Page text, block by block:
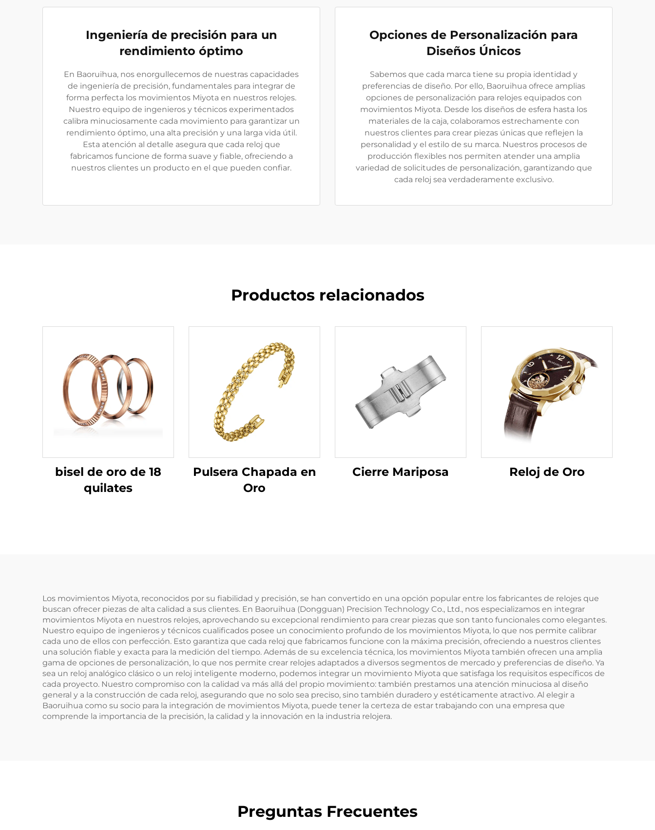
Ingeniería de precisión para un
rendimiento óptimo
En Baoruihua, nos enorgullecemos de nuestras capacidades
de ingeniería de precisión, fundamentales para integrar de
forma perfecta los movimientos Miyota en nuestros relojes.
Nuestro equipo de ingenieros y técnicos experimentados
calibra minuciosamente cada movimiento para garantizar un
rendimiento óptimo, una alta precisión y una larga vida útil.
Esta atención al detalle asegura que cada reloj que
fabricamos funcione de forma suave y fiable, ofreciendo a
nuestros clientes un producto en el que pueden confiar.
Opciones de Personalización para
Diseños Únicos
Sabemos que cada marca tiene su propia identidad y
preferencias de diseño. Por ello, Baoruihua ofrece amplias
opciones de personalización para relojes equipados con
movimientos Miyota. Desde los diseños de esfera hasta los
materiales de la caja, colaboramos estrechamente con
nuestros clientes para crear piezas únicas que reflejen la
personalidad y el estilo de su marca. Nuestros procesos de
producción flexibles nos permiten atender una amplia
variedad de solicitudes de personalización, garantizando que
cada reloj sea verdaderamente exclusivo.
Productos relacionados
bisel de oro de 18
quilates
Pulsera Chapada en
Oro
Cierre Mariposa Reloj de Oro
Los movimientos Miyota, reconocidos por su fiabilidad y precisión, se han convertido en una opción popular entre los fabricantes de relojes que
buscan ofrecer piezas de alta calidad a sus clientes. En Baoruihua (Dongguan) Precision Technology Co., Ltd., nos especializamos en integrar
movimientos Miyota en nuestros relojes, aprovechando su excepcional rendimiento para crear piezas que son tanto funcionales como elegantes.
Nuestro equipo de ingenieros y técnicos cualificados posee un conocimiento profundo de los movimientos Miyota, lo que nos permite calibrar
cada uno de ellos con perfección. Esto garantiza que cada reloj que fabricamos funcione con la máxima precisión, ofreciendo a nuestros clientes
una solución fiable y exacta para la medición del tiempo. Además de su excelencia técnica, los movimientos Miyota también ofrecen una amplia
gama de opciones de personalización, lo que nos permite crear relojes adaptados a diversos segmentos de mercado y preferencias de diseño. Ya
sea un reloj analógico clásico o un reloj inteligente moderno, podemos integrar un movimiento Miyota que satisfaga los requisitos específicos de
cada proyecto. Nuestro compromiso con la calidad va más allá del propio movimiento: también prestamos una atención minuciosa al diseño
general y a la construcción de cada reloj, asegurando que no solo sea preciso, sino también duradero y estéticamente atractivo. Al elegir a
Baoruihua como su socio para la integración de movimientos Miyota, puede tener la certeza de estar trabajando con una empresa que
comprende la importancia de la precisión, la calidad y la innovación en la industria relojera.
Preguntas Frecuentes